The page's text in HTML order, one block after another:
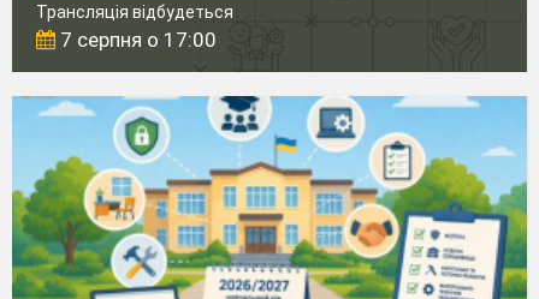
Трансляція відбудеться
7 серпня о 17:00